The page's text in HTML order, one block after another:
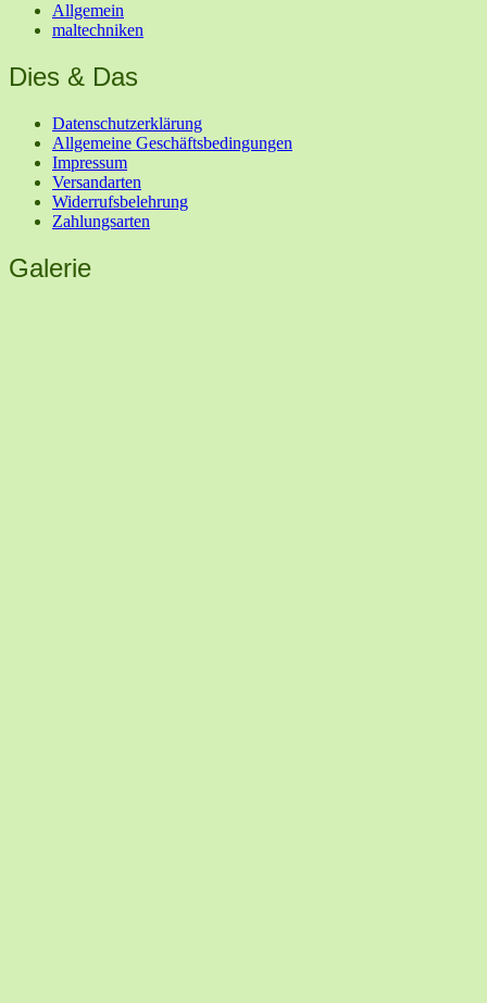
Allgemein
maltechniken
Dies & Das
Datenschutzerklärung
Allgemeine Geschäftsbedingungen
Impressum
Versandarten
Widerrufsbelehrung
Zahlungsarten
Galerie